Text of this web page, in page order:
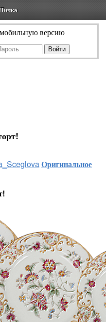
версию
Оригинальное